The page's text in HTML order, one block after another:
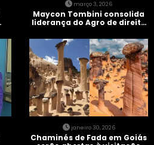
março 3, 2026
Maycon Tombini consolida
liderança do Agro de direita
Brasil” em Goiânia
janeiro 30, 2026
Chaminés de Fada em Goiás